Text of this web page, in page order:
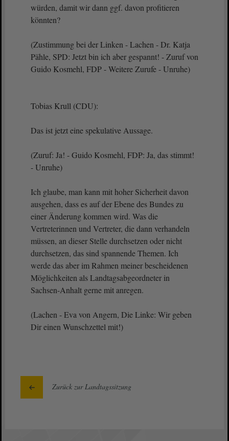
würden, damit wir dann ggf. davon profitieren
könnten?
(Zustimmung bei der Linken - Lachen - Dr. Katja
Pähle, SPD: Jetzt bin ich aber gespannt! - Zuruf von
Guido Kosmehl, FDP - Weitere Zurufe - Unruhe)
Tobias Krull (CDU):
Das ist jetzt eine spekulative Aussage.
(Zuruf: Ja! - Guido Kosmehl, FDP: Ja, das stimmt!
- Unruhe)
Ich glaube, man kann mit hoher Sicherheit davon
ausgehen, dass es auf der Ebene des Bundes zu
einer Änderung kommen wird. Was die
Vertreterinnen und Vertreter, die dann verhandeln
müssen, an dieser Stelle durchsetzen oder nicht
durchsetzen, das sind spannende Themen. Ich
werde das aber im Rahmen meiner bescheidenen
Möglichkeiten als Landtagsabgeordneter in
Sachsen-Anhalt gerne mit anregen.
(Lachen - Eva von Angern, Die Linke: Wir geben
Dir einen Wunschzettel mit!)
Zurück zur Landtagssitzung